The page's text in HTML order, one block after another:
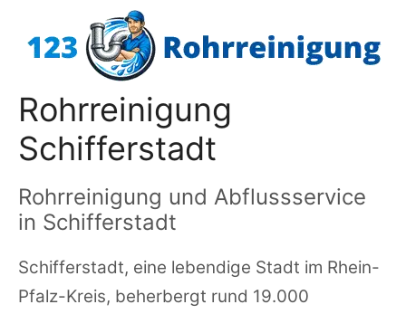
Inhalt
Rohrreinigung
Schifferstadt
Rohrreinigung und Abflussservice
in Schifferstadt
Schifferstadt, eine lebendige Stadt im Rhein-
Pfalz-Kreis, beherbergt rund 19.000